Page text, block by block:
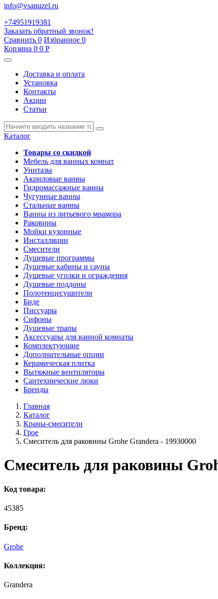
info@vsanuzel.ru
+74951919381
Заказать обратный звонок!
Сравнить 0 Избранное 0
Корзина 0 0 Р
Доставка и оплата
Установка
Контакты
Акции
Статьи
Каталог
Товары со скидкой
Мебель для ванных комнат
Унитазы
Акриловые ванны
Гидромассажные ванны
Чугунные ванны
Стальные ванны
Ванны из литьевого мрамора
Раковины
Мойки кухонные
Инсталляции
Смесители
Душевые программы
Душевые кабины и сауны
Душевые уголки и ограждения
Душевые поддоны
Полотенцесушители
Биде
Писсуары
Сифоны
Душевые трапы
Аксессуары для ванной комнаты
Комплектующие
Дополнительные опции
Керамическая плитка
Вытяжные вентиляторы
Сантехнические люки
Бренды
Главная
Каталог
Краны-смесители
Грое
Смеситель для раковины Grohe Grandera - 19930000
Смеситель для раковины
Код товара:
45385
Бренд:
Grohe
Коллекция:
Grandera